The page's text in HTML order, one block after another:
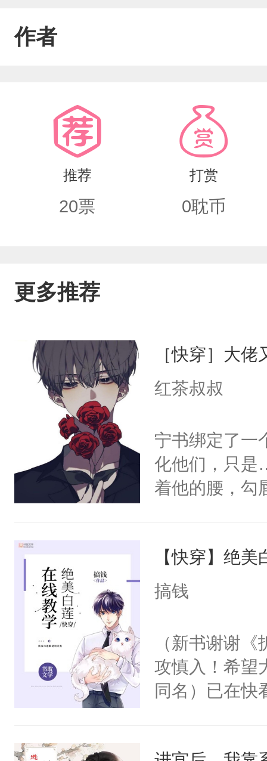
回的善德寺，亏欠我的，白某要一桩桩
作者
推荐
20票
打赏
0耽币
更多推荐
［快穿］大
红茶叔叔
宁书绑定了一
化他们，只是
着他的腰，勾
来，给老公
用力——为你
【快穿】绝
搞钱
（新书谢谢
攻慎入！希望
同名）已在快